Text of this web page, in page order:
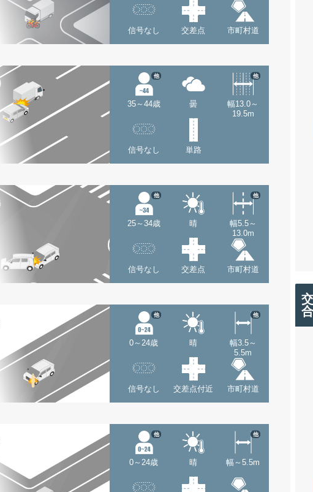
信号なし 交差点 市町村道
35～44歳
他
曇
幅13.0～
19.5m
他
信号なし 単路
25～34歳
他
晴
幅5.5～
13.0m
他
信号なし 交差点 市町村道
0～24歳
他
晴
幅3.5～
5.5m
他
信号なし 交差点付近 市町村道
0～24歳
他
晴 幅～5.5m
他
合